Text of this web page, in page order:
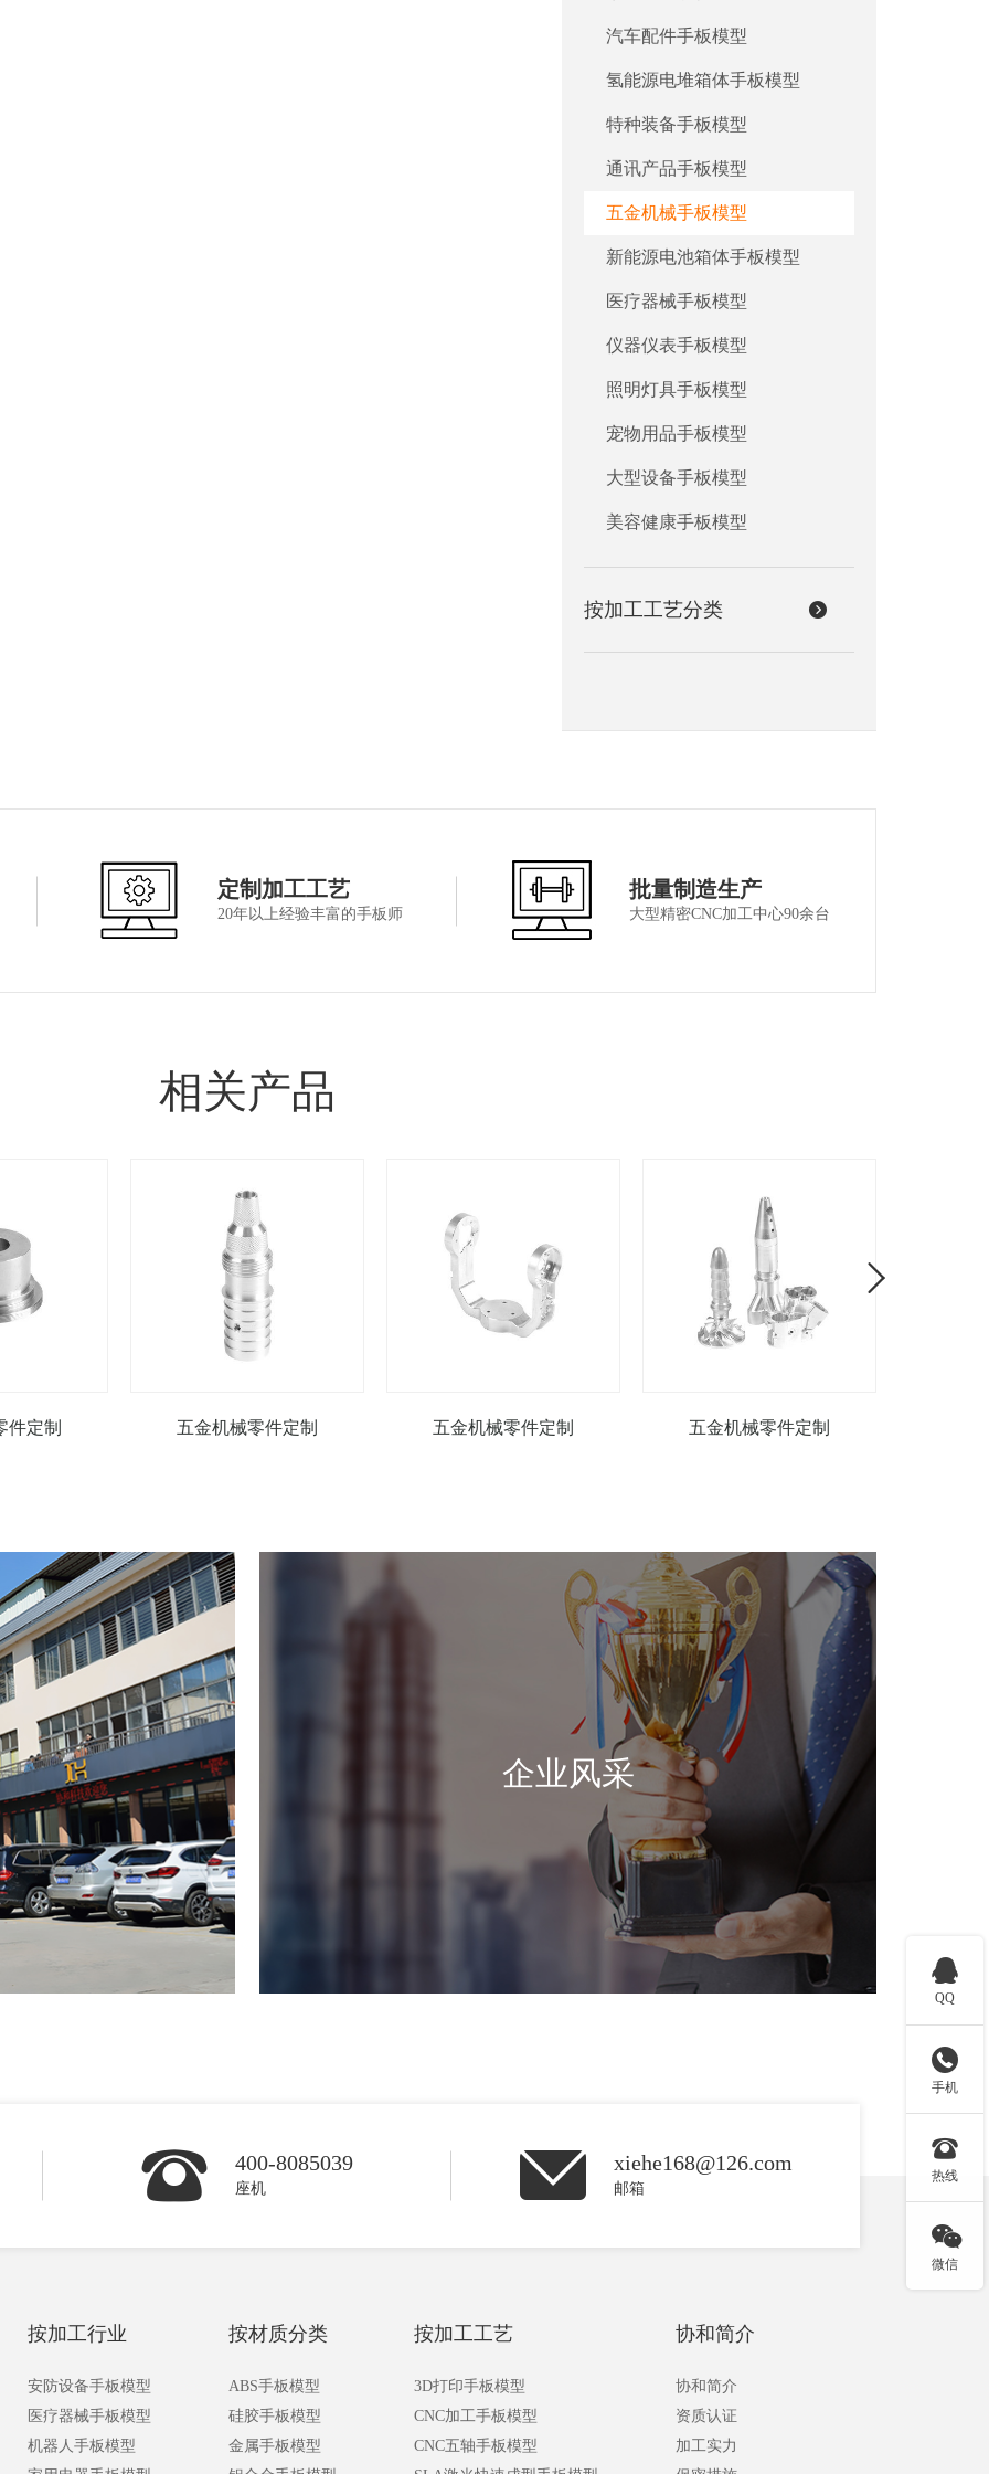
汽车配件手板模型
氢能源电堆箱体手板模型
特种装备手板模型
通讯产品手板模型
五金机械手板模型
新能源电池箱体手板模型
医疗器械手板模型
仪器仪表手板模型
照明灯具手板模型
宠物用品手板模型
大型设备手板模型
美容健康手板模型
按加工工艺分类
定制加工工艺
20年以上经验丰富的手板师
批量制造生产
大型精密CNC加工中心90余台
相关产品
件定制 五金机械零件定制 五金机械零件定制 五金机械零件定制
企业风采
400-8085039
座机
xiehe168@126.com
邮箱
按加工行业
安防设备手板模型
医疗器械手板模型
机器人手板模型
按材质分类
ABS手板模型
硅胶手板模型
金属手板模型
按加工工艺
3D打印手板模型
CNC加工手板模型
CNC五轴手板模型
协和简介
协和简介
资质认证
加工实力

QQ

手机

热线

微信